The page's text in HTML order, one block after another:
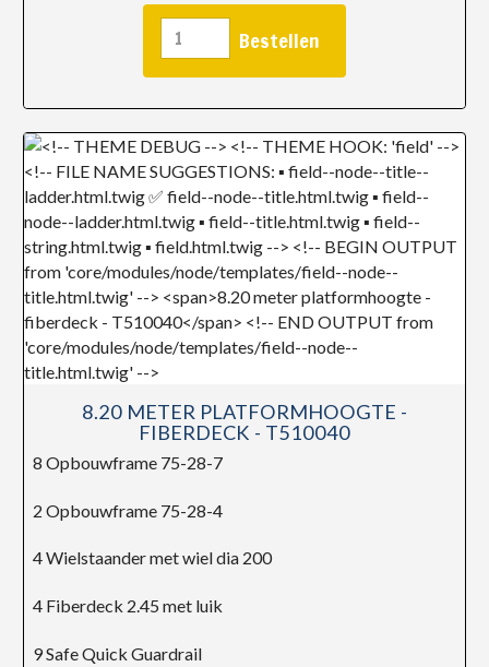
8.20 METER PLATFORMHOOGTE -
FIBERDECK - T510040
8 Opbouwframe 75-28-7
2 Opbouwframe 75-28-4
4 Wielstaander met wiel dia 200
4 Fiberdeck 2.45 met luik
9 Safe Quick Guardrail